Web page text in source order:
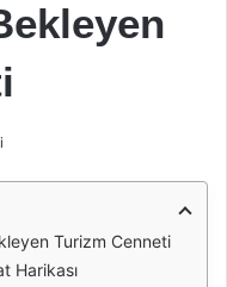
Turizm Cenneti
Harikası